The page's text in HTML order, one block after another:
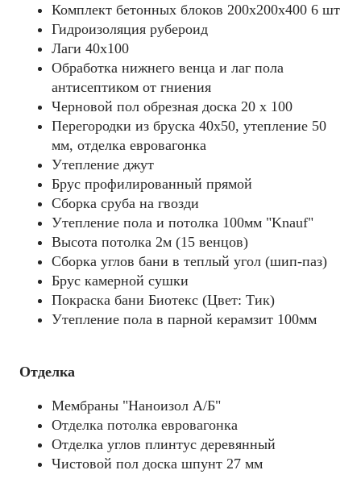
Комплект бетонных блоков 200х200х400 6 шт
Гидроизоляция рубероид
Лаги 40х100
Обработка нижнего венца и лаг пола
антисептиком от гниения
Черновой пол обрезная доска 20 х 100
Перегородки из бруска 40х50, утепление 50
мм, отделка евровагонка
Утепление джут
Брус профилированный прямой
Сборка сруба на гвозди
Утепление пола и потолка 100мм "Knauf"
Высота потолка 2м (15 венцов)
Сборка углов бани в теплый угол (шип-паз)
Брус камерной сушки
Покраска бани Биотекс (Цвет: Тик)
Утепление пола в парной керамзит 100мм
Отделка
Мембраны "Наноизол А/Б"
Отделка потолка евровагонка
Отделка углов плинтус деревянный
Чистовой пол доска шпунт 27 мм